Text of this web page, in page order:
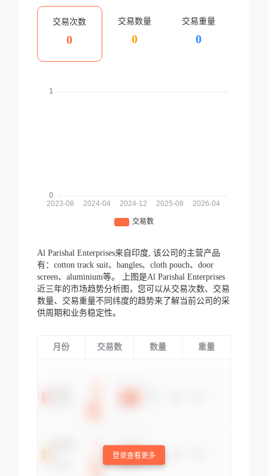
交易次数
0
交易数量
0
交易重量
0
Al Parishal Enterprises来自印度, 该公司的主营产品
有：cotton track suit、bangles、cloth pouch、door
screen、aluminium等。
上图是Al Parishal Enterprises
近三年的市场趋势分析图，您可以从交易次数、交易
数量、交易重量不同纬度的趋势来了解当前公司的采
供周期和业务稳定性。
月份 交易数 数量 重量
登录查看更多